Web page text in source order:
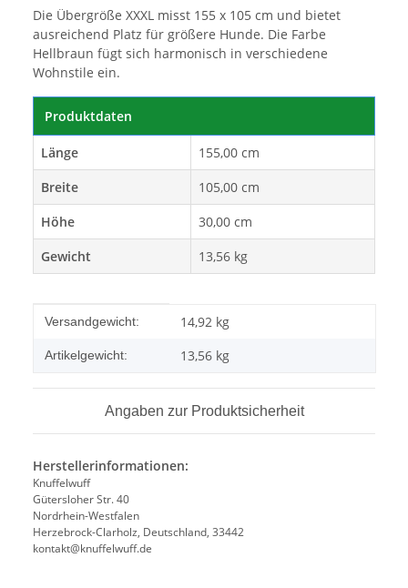
Die Übergröße XXXL misst 155 x 105 cm und bietet
ausreichend Platz für größere Hunde. Die Farbe
Hellbraun fügt sich harmonisch in verschiedene
Wohnstile ein.
Produktdaten
Länge
155,00 cm
Breite
105,00 cm
Höhe
30,00 cm
Gewicht
13,56 kg
Produkteigenschaft
Wert
Versandgewicht: 14,92 kg
Artikelgewicht: 13,56 kg
Angaben zur Produktsicherheit
Herstellerinformationen:
Knuffelwuff
Gütersloher Str. 40
Nordrhein-Westfalen
Herzebrock-Clarholz, Deutschland, 33442
kontakt@knuffelwuff.de